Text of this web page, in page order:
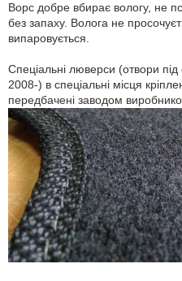
Ворс добре вбирає вологу, не
без запаху. Волога не
випаровується.
Спеціальні люверси (отвори під
2008-) в спеціальні місця
передбачені заводом